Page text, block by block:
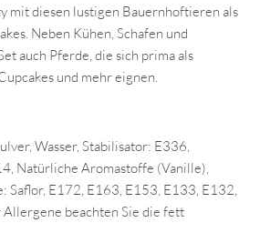
mit diesen lustigen Bauernhoftieren als
Neben Kühen, Schafen und
auch Pferde, die sich prima als
und mehr eignen.
Wasser, Stabilisator: E336,
Natürliche Aromastoffe (Vanille),
Saflor, E172, E163, E153, E133, E132,
beachten Sie die fett